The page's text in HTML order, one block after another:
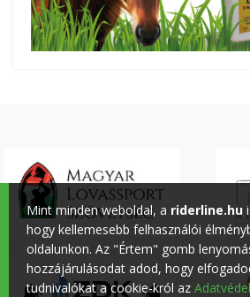
Mint minden weboldal, a riderline.hu
hogy kellemesebb felhasználói
oldalunkon. Az "Értem" gomb
hozzájárulásodat adod, hogy
tudnivalókat a cookie-król az